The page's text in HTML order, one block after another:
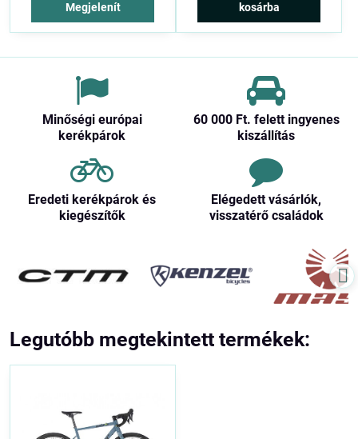
Megjelenít kosárba
Minőségi európai
kerékpárok
60 000 Ft​. felett ingyenes
kiszállítás
Eredeti kerékpárok és
kiegészítők
Elégedett vásárlók,
visszatérő családok
Legutóbb megtekintett termékek: